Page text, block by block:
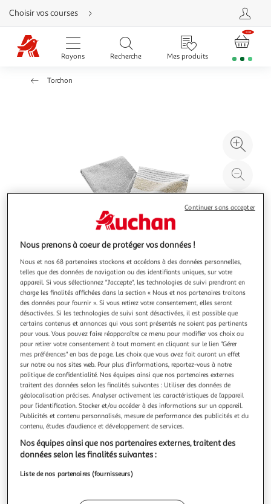
Aller
directement
au
contenu
Aller
directement
Aller
Choisir vos courses
Rayons Recherche Mes produits
Torchon
à
Illustration
précédente
Illustration
suivante
DOUCEUR D'INTÉRIEUR
Lot de 2 torchons de cuisine iliade 50x70cm gris
Informations Techniques : Dimensions : L. 70 x l. 50 cm
Matières : 66% Coton & 34% Polyester Spécificités :
Intemporel & Utile Lot de 2 torchons de cuisine Imprimé à
rayures Label Oeko-Tex Conseil d'entretien : Lavage à 40°
Pas de séchage en machine Repassage à 150° Poids : 0,15
kg Couleur : Gris
En savoir +
Vendu par Paris Prix
Livr. ou retrait dès 1/2 semaines
A partir de 7,99€
Plus d'options
Nous prenons à coeur de protéger vos données !
Nous et nos 68 partenaires stockons et accédons à des données personnelles,
telles que des données de navigation ou des identifiants uniques, sur votre
appareil. Si vous sélectionnez "J'accepte", les technologies de suivi prendront en
charge les finalités affichées dans la section « Nous et nos partenaires traitons
des données pour fournir ». Si vous retirez votre consentement, elles seront
désactivées. Si les technologies de suivi sont désactivées, il est possible que
certains contenus et annonces qui vous sont présentés ne soient pas pertinents
pour vous. Vous pouvez faire réapparaître ce menu pour modifier vos choix ou
pour retirer votre consentement à tout moment en cliquant sur le lien "Gérer
mes préférences" en bas de page. Les choix que vous avez fait auront un effet
sur notre ou nos sites web. Pour plus d’informations, reportez-vous à notre
politique de confidentialité. Nos équipes ainsi que nos partenaires externes
traitent des données selon les finalités suivantes : Utiliser des données de
géolocalisation précises. Analyser activement les caractéristiques de l’appareil
pour l’identification. Stocker et/ou accéder à des informations sur un appareil.
Publicités et contenu personnalisés, mesure de performance des publicités et du
contenu, études d’audience et développement de services.
Nos équipes ainsi que nos partenaires externes, traitent des
données selon les finalités suivantes :
Liste de nos partenaires (fournisseurs)
Continuer sans accepter